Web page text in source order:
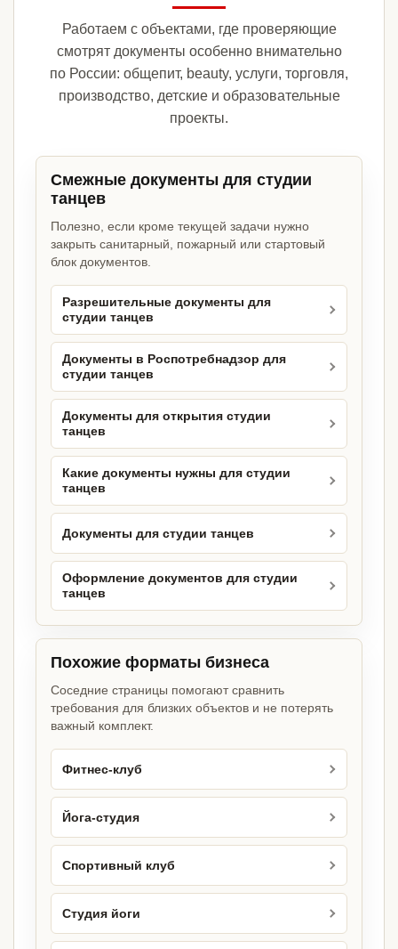
Работаем с объектами, где проверяющие
смотрят документы особенно внимательно
по России: общепит, beauty, услуги, торговля,
производство, детские и образовательные
проекты.
Смежные документы для студии
танцев
Полезно, если кроме текущей задачи нужно
закрыть санитарный, пожарный или стартовый
блок документов.
Разрешительные документы для
студии танцев
Документы в Роспотребнадзор для
студии танцев
Документы для открытия студии
танцев
Какие документы нужны для студии
танцев
Документы для студии танцев
Оформление документов для студии
танцев
Похожие форматы бизнеса
Соседние страницы помогают сравнить
требования для близких объектов и не потерять
важный комплект.
Фитнес-клуб
Йога-студия
Спортивный клуб
Студия йоги